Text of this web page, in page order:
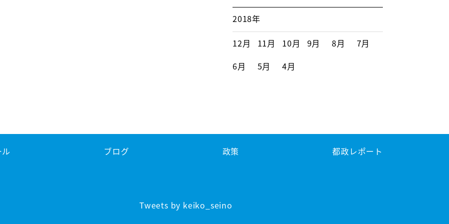
2018年
12月 11月 10月 9月 8月
7月
6月
5月 4月
ブログ 政策 都政レポート
Tweets by keiko_seino